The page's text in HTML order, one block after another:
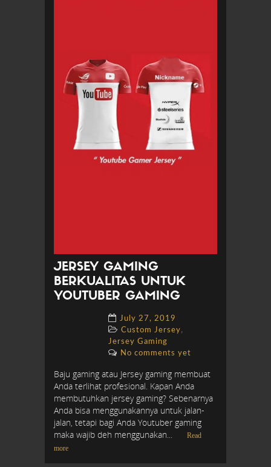
JERSEY GAMING
BERKUALITAS UNTUK
YOUTUBER GAMING
July 27, 2019
Custom Jersey,
Jersey Gaming
No comments yet
Baju gaming atau Jersey gaming membuat
Anda terlihat profesional. Kapan Anda
membutuhkan jersey gaming? Sebenarnya
Anda bisa menggunakannya untuk jalan-
jalan, tetapi bagi Anda Youtuber gaming
maka wajib deh menggunakan...
Read
more